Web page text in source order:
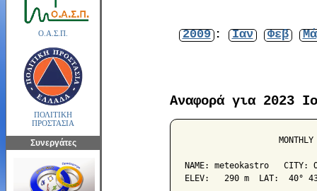
Ο.Α.Σ.Π.
ΠΟΛΙΤΙΚΗ
ΠΡΟΣΤΑΣΙΑ
Συνεργάτες
2009 : Ιαν Φεβ
Αναφορά για 2023
NAME: meteokastro   CITY:
ELEV:   290 m  LAT:  40°